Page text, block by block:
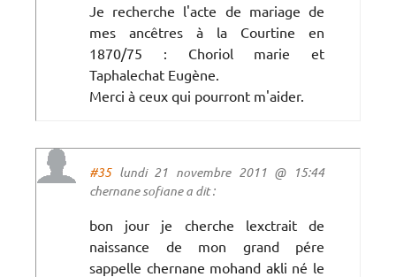
Je recherche l'acte de mariage de
mes ancêtres à la Courtine en
1870/75 : Choriol marie et
Taphalechat Eugène.
Merci à ceux qui pourront m'aider.
#35lundi 21 novembre 2011 @ 15:44
chernane sofiane a dit :
bon jour je cherche lexctrait de
naissance de mon grand pére
sappelle chernane mohand akli né le